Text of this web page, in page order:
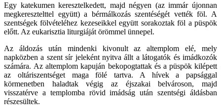
Egy katekumen keresztelkedett, majd négyen (az immár újonnan
megkeresztelttel együtt) a bérmálkozás szentéségét vették föl. A
szentségek fölvételéhez kezeseikkel együtt sorakoztak föl a püspök
előtt. Az eukarisztia liturgiáját örömmel ünnepel.
Az áldozás után mindenki kivonult az altemplom elé, mely
napközben a szent sír jeleként nyitva állt a látogatók és imádkozók
számára. Az altemplom kapuján bekopogtattak és a püspök kilépett
az oltáriszentséget maga fölé tartva. A hívek a papsággal
körmenetben haladtak végig az éjszakai belvároson, majd
visszatérve a templomba rövid imádság után szentségi áldásban
részesültek.